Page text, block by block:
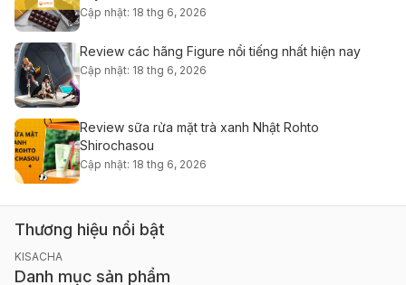
Cập nhật: 18 thg 6, 2026
Review các hãng Figure nổi tiếng nhất hiện nay
Cập nhật: 18 thg 6, 2026
Review sữa rửa mặt trà xanh Nhật Rohto
Shirochasou
Cập nhật: 18 thg 6, 2026
Thương hiệu nổi bật
KISACHA
Danh mục sản phẩm